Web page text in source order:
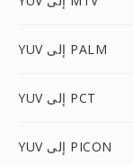
YUV إلى PALM
YUV إلى PCT
YUV إلى PICON